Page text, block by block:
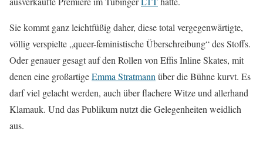
Sie kommt ganz leichtfüßig daher, diese total vergegenwärtigte,
völlig verspielte „queer-feministische Überschreibung“ des Stoffs.
Oder genauer gesagt auf den Rollen von Effis Inline Skates, mit
denen eine großartigeEmma Stratmann über die Bühne kurvt. Es
darf viel gelacht werden, auch über flachere Witze und allerhand
Klamauk. Und das Publikum nutzt die Gelegenheiten weidlich
aus.